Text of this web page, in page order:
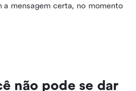
a mensagem certa, no momento
não pode se dar